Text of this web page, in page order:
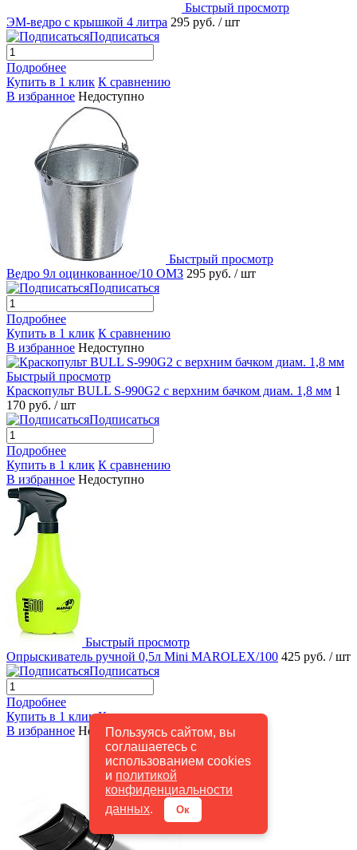
Пользуясь сайтом, вы
соглашаетесь с
использованием cookies
и политикой
конфиденциальности
данных. Ок
Быстрый просмотр
ЭМ-ведро с крышкой 4 литра 295 руб. / шт
Подписаться
Подробнее
Купить в 1 клик К сравнению
В избранное Недоступно
Быстрый просмотр
Ведро 9л оцинкованное/10 ОМЗ 295 руб. / шт
Подписаться
Подробнее
Купить в 1 клик К сравнению
В избранное Недоступно
Быстрый просмотр
Краскопульт BULL S-990G2 с верхним бачком диам. 1,8 мм 1
170 руб. / шт
Подписаться
Подробнее
Купить в 1 клик К сравнению
В избранное Недоступно
Быстрый просмотр
Опрыскиватель ручной 0,5л Mini MAROLEX/100 425 руб. / шт
Подписаться
Подробнее
Купить в 1 клик К сравнению
В избранное Недоступно